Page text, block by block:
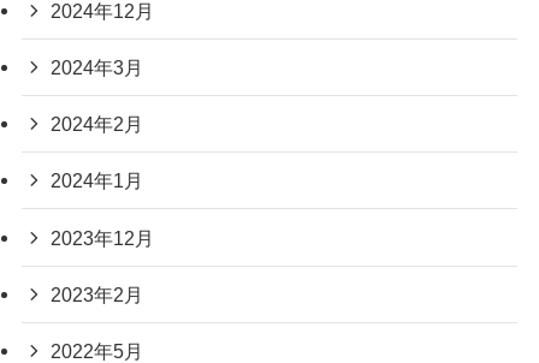
2024年12月
2024年3月
2024年2月
2024年1月
2023年12月
2023年2月
2022年5月